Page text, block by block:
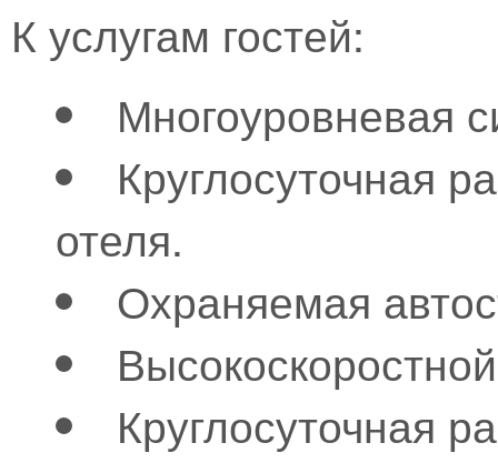
К услугам гостей:
Многоуровневая
Круглосуточная
отеля.
Охраняемая
Круглосуточная